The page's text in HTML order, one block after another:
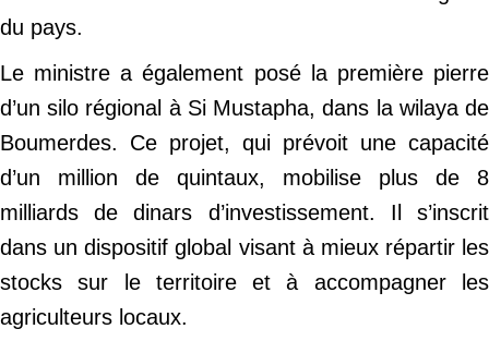
du pays.
Le ministre a également posé la première pierre
d’un silo régional à Si Mustapha, dans la wilaya de
Boumerdes. Ce projet, qui prévoit une capacité
d’un million de quintaux, mobilise plus de 8
milliards de dinars d’investissement. Il s’inscrit
dans un dispositif global visant à mieux répartir les
stocks sur le territoire et à accompagner les
agriculteurs locaux.